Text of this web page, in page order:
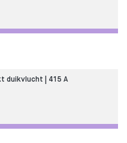
duikvlucht | 415 A